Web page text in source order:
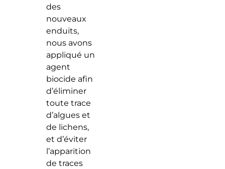
des
nouveaux
enduits,
nous avons
appliqué un
agent
biocide afin
d’éliminer
toute trace
d’algues et
de lichens,
et d’éviter
l’apparition
de traces